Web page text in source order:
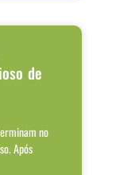
de
no
Após